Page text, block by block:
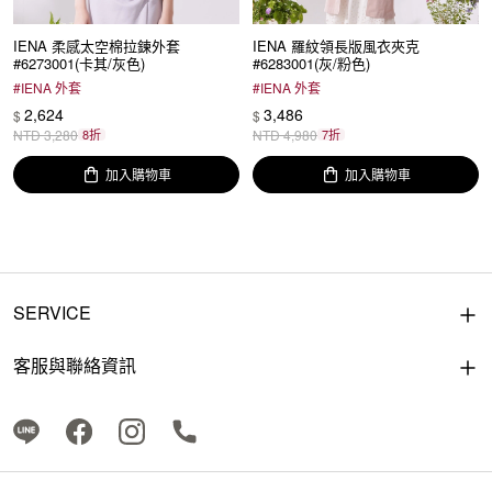
IENA 柔感太空棉拉鍊外套
#6273001(卡其/灰色)
#IENA 外套
$ 2,624
NTD3,280 8折
加入購物車
IENA 羅紋領長版風衣夾克
#6283001(灰/粉色)
#IENA 外套
$ 3,486
NTD4,980 7折
加入購物車
SERVICE
客服與聯絡資訊